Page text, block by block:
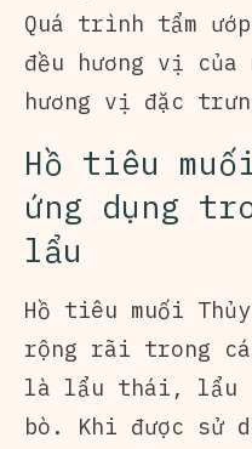
Quá trình tẩm
đều hương vị của
hương vị đặc
Hồ tiêu
ứng dụng
lẩu
Hồ tiêu muối
rộng rãi trong
là lẩu thái, lẩu
bò. Khi được sử